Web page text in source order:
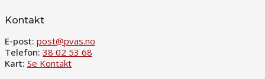
Kontakt
E-post: post@pvas.no
Telefon: 38 02 53 68
Kart: Se Kontakt